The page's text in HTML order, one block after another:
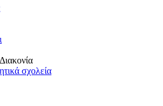
σχολεία